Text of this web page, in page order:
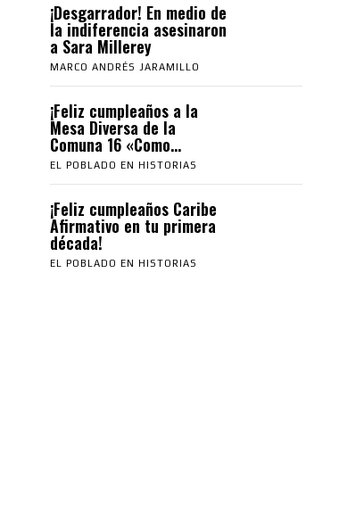
¡Desgarrador! En medio de
la indiferencia asesinaron
a Sara Millerey
MARCO ANDRÉS JARAMILLO
¡Feliz cumpleaños a la
Mesa Diversa de la
Comuna 16 «Como...
EL POBLADO EN HISTORIAS
¡Feliz cumpleaños Caribe
Afirmativo en tu primera
década!
EL POBLADO EN HISTORIAS